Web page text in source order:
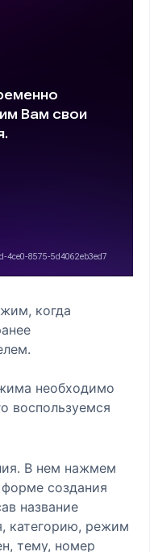
когда
необходимо
воспользуемся
В нем нажмем
создания
название
категорию, режим
тему, номер